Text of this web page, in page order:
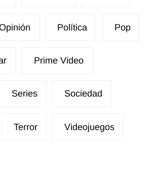
Política Pop
Prime Video
Series Sociedad
Terror Videojuegos